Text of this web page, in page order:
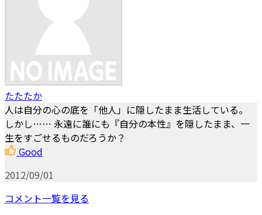
たたたか
人は自分の心の底を「他人」に隠したまま生活している。
しかし…… 永遠に誰にも『自分の本性』を隠したまま、一
生をすごせるものだろうか？
Good
2012/09/01
コメント一覧を見る